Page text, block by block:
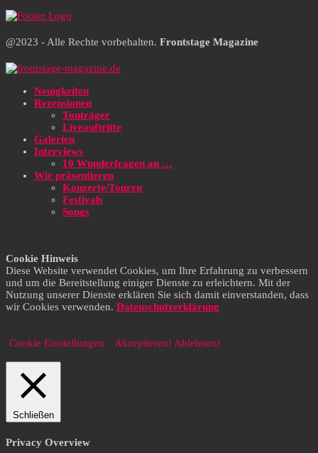
@2023 - Alle Rechte vorbehalten. Frontstage Magazine
Neuigkeiten
Rezensionen
Tonträger
Liveauftritte
Galerien
Interviews
10 Wunderfragen an …
Wir präsentieren
Konzerte/Touren
Festivals
Songs
Cookie Hinweis
Diese Website verwendet Cookies, um Ihre Erfahrung zu verbessern
und um die Bereitstellung einiger Dienste zu erleichtern. Mit der
Nutzung unserer Dienste erklären Sie sich damit einverstanden, dass
wir Cookies verwenden. Datenschutzerklärung
Cookie Einstellungen Akzeptieren! Ablehnen!
Schließen
Privacy Overview